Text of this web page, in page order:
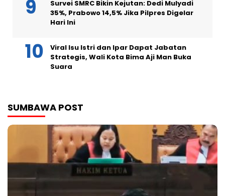
Survei SMRC Bikin Kejutan: Dedi Mulyadi
35%, Prabowo 14,5% Jika Pilpres Digelar
Hari Ini
Viral Isu Istri dan Ipar Dapat Jabatan
Strategis, Wali Kota Bima Aji Man Buka
Suara
SUMBAWA POST